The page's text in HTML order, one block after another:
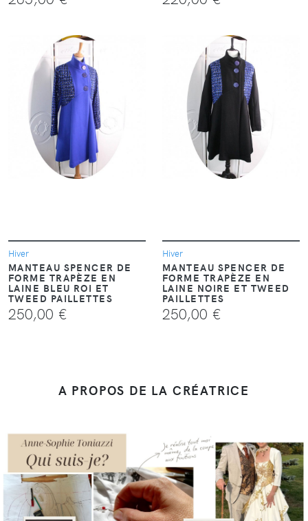
VOIR
Hiver
MANTEAU SPENCER DE
FORME TRAPÈZE EN
LAINE BLEU ROI ET
TWEED PAILLETTES
250,00 €
VOIR
Hiver
MANTEAU SPENCER DE
FORME TRAPÈZE EN
LAINE NOIRE ET TWEED
PAILLETTES
250,00 €
A PROPOS DE LA CRÉATRICE